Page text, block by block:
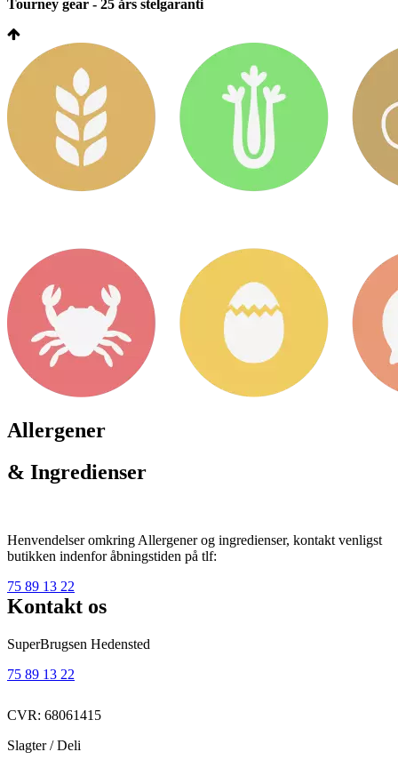
Tourney gear - 25 års stelgaranti
Allergener
& Ingredienser
Henvendelser omkring Allergener og ingredienser, kontakt venligst
butikken indenfor åbningstiden på tlf:
75 89 13 22
Kontakt os
SuperBrugsen Hedensted
75 89 13 22
CVR: 68061415
Slagter / Deli